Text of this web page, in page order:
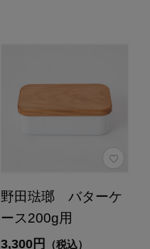
野田琺瑯 バターケ
ース200g用
3,300円 （税込）